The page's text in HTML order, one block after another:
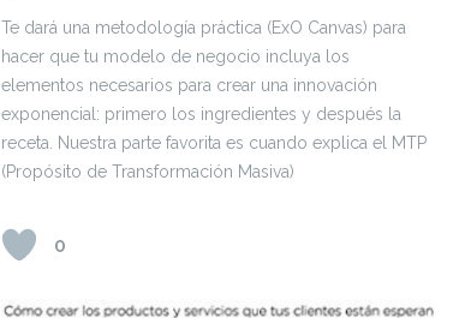
Te dará una metodología práctica (ExO Canvas) para
hacer que tu modelo de negocio incluya los
elementos necesarios para crear una innovación
exponencial: primero los ingredientes y después la
receta. Nuestra parte favorita es cuando explica el MTP
(Propósito de Transformación Masiva)
0